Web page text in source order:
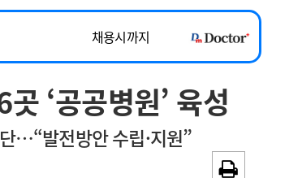
정책/통계 공시
내
채용시까지
~2026-08-15
~2026-08-31
채용시까지
‘공공병원’ 육성
…“발전방안 수립·지원”